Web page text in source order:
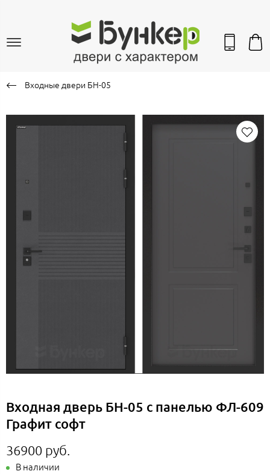
Входные двери БН-05
Входная дверь БН-05 с панелью ФЛ-609
Графит софт
36900 руб.
В наличии